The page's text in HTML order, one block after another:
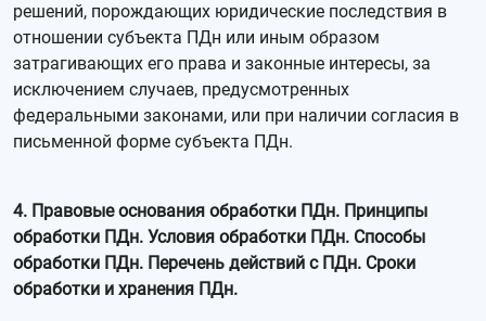
решений, порождающих юридические последствия в
отношении субъекта ПДн или иным образом
затрагивающих его права и законные интересы, за
исключением случаев, предусмотренных
федеральными законами, или при наличии согласия в
письменной форме субъекта ПДн.
4. Правовые основания обработки ПДн. Принципы
обработки ПДн. Условия обработки ПДн. Способы
обработки ПДн. Перечень действий с ПДн. Сроки
обработки и хранения ПДн.